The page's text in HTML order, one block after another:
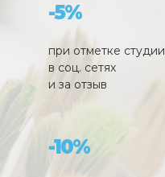
-10%
при отметке студии
в соц. сетях
и за отзыв
-5%